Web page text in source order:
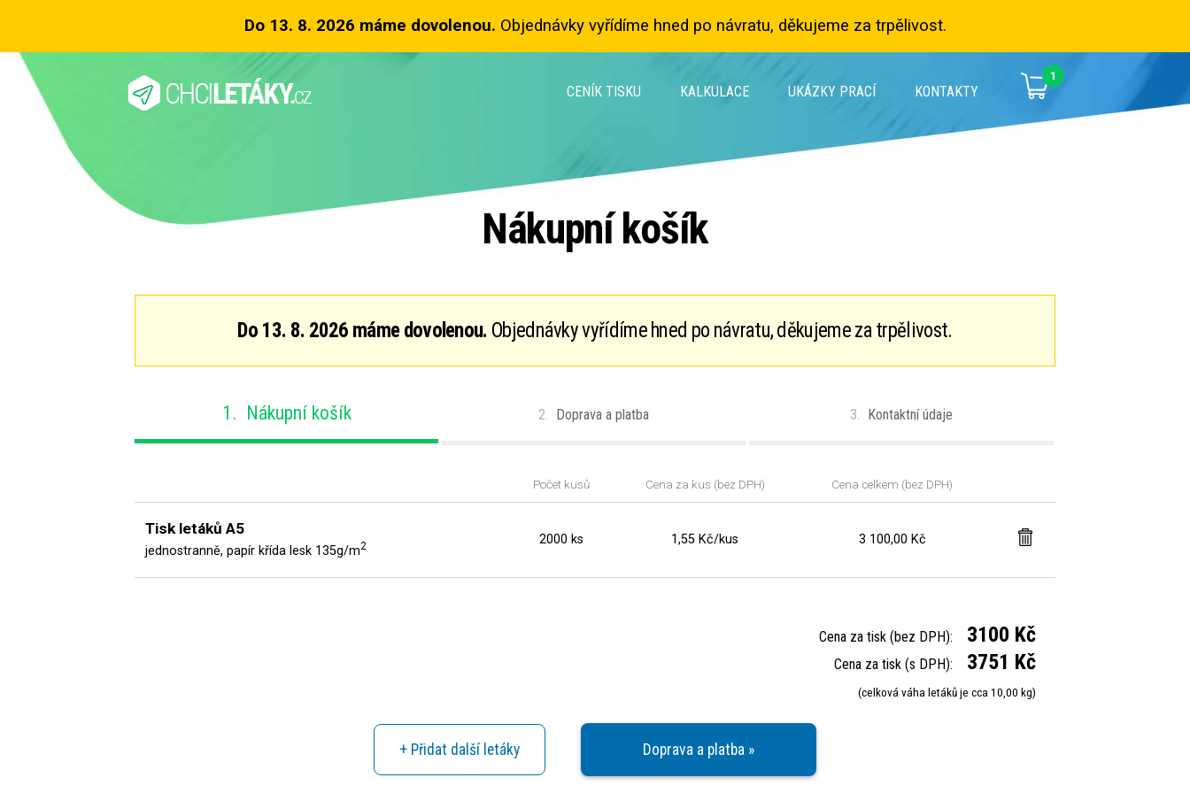
Do 13. 8. 2026 máme dovolenou. Objednávky vyřídíme hned po návratu, děkujeme za trpělivost.
CENÍK TISKU KALKULACE UKÁZKY PRACÍ KONTAKTY
1
Nákupní košík
Do 13. 8. 2026 máme dovolenou. Objednávky vyřídíme hned po návratu, děkujeme za trpělivost.
1. Nákupní košík 2. Doprava a platba 3. Kontaktní údaje
Počet kusů Cena za kus (bez DPH) Cena celkem (bez DPH)
Tisk letáků A5
jednostranně, papír křída lesk 135g/m2 2000 ks 1,55 Kč/kus 3 100,00 Kč
Cena za tisk (bez DPH): 3100 Kč
Cena za tisk (s DPH): 3751 Kč
(celková váha letáků je cca 10,00 kg)
+ Přidat další letáky Doprava a platba »